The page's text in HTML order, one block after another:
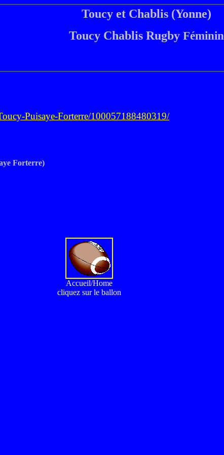
Toucy et Chablis (Yonne)
Toucy Chablis RugbyFéminin
Puisaye-Forterre/100057188480319/
Forterre)
Accueil/Home
cliquez sur le ballon